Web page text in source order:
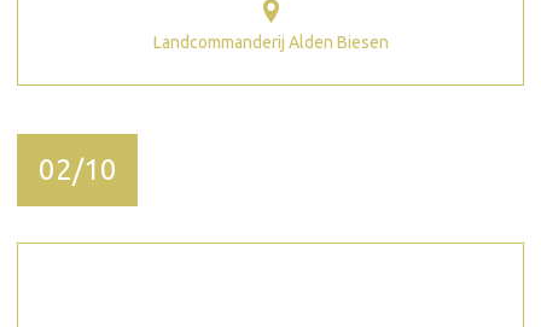
Landcommanderij Alden Biesen
02/10